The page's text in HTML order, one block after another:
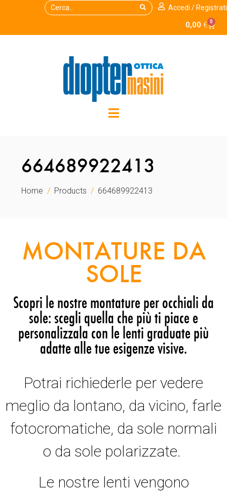
Accedi / Registrati
0,00 € 0
664689922413
Home Products 664689922413
MONTATURE DA
SOLE
Scopri le nostre montature per occhiali da
sole: scegli quella che più ti piace e
personalizzala con le lenti graduate più
adatte alle tue esigenze visive.
Potrai richiederle per vedere
meglio da lontano, da vicino, farle
fotocromatiche, da sole normali
o da sole polarizzate.
Le nostre lenti vengono